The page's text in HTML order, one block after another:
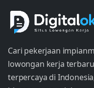
Cari pekerjaan
lowongan kerja
terpercaya di